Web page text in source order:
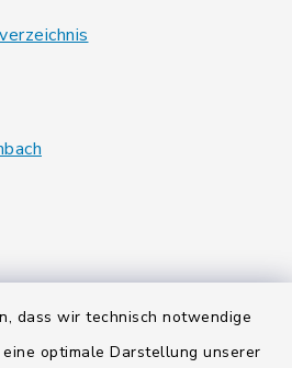
dass wir technisch notwendige
optimale Darstellung unserer